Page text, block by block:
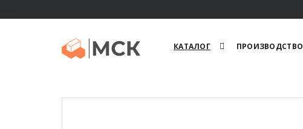
КАТАЛОГ ПРОИЗВОДСТВО